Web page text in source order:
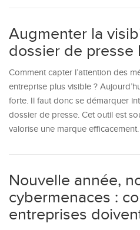
Augmenter la
dossier de presse
Comment capter l’attention des
entreprise plus visible ?
forte. Il faut donc se démarquer
dossier de presse. Cet outil est
valorise une marque
Nouvelle année,
cybermenaces :
entreprises